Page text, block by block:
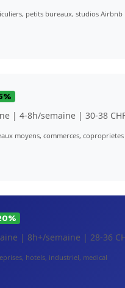
petits bureaux, studios Airbnb
| 4-8h/semaine | 30-38
moyens, commerces, coproprietes
| 8h+/semaine | 28-36
hotels, industriel, medical